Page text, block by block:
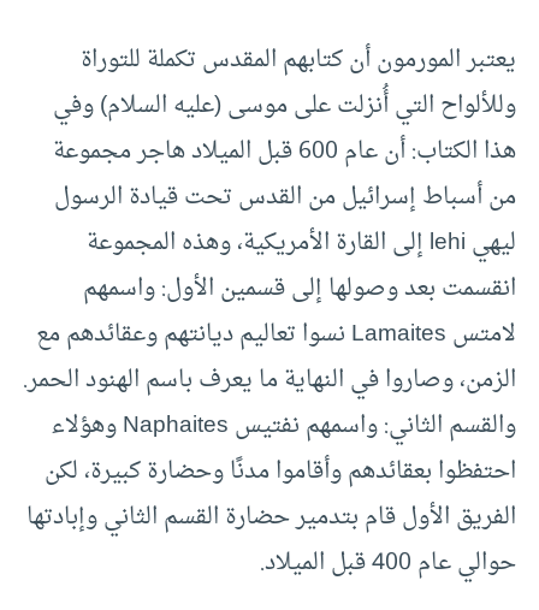
يعتبر المورمون أن كتابهم المقدس تكملة للتوراة
وللألواح التي أُنزلت على موسى (عليه السلام) وفي
هذا الكتاب: أن عام 600 قبل الميلاد هاجر مجموعة
من أسباط إسرائيل من القدس تحت قيادة الرسول
ليهي lehi إلى القارة الأمريكية، وهذه المجموعة
انقسمت بعد وصولها إلى قسمين الأول: واسمهم
لامتس Lamaites نسوا تعاليم ديانتهم وعقائدهم مع
الزمن، وصاروا في النهاية ما يعرف باسم الهنود الحمر.
والقسم الثاني: واسمهم نفتيس Naphaites وهؤلاء
احتفظوا بعقائدهم وأقاموا مدنًا وحضارة كبيرة، لكن
الفريق الأول قام بتدمير حضارة القسم الثاني وإبادتها
حوالي عام 400 قبل الميلاد.